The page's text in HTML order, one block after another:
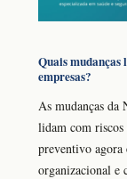
Quais mudanças
empresas?
As mudanças da
lidam com riscos
preventivo agora
organizacional